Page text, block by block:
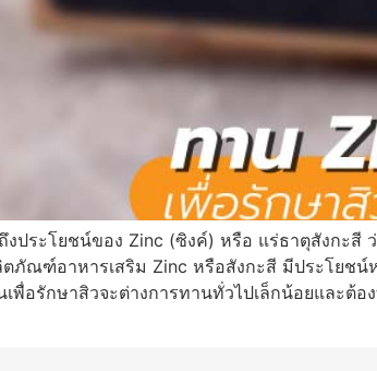
งประโยชน์ของ Zinc (ซิงค์) หรือ แร่ธาตุสังกะ
ตภัณฑ์อาหารเสริม Zinc หรือสังกะสี มีประโยช
พื่อรักษาสิวจะต่างการทานทั่วไปเล็กน้อยและ